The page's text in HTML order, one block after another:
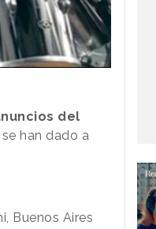
del
han dado a
Buenos Aires